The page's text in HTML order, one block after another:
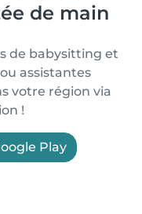
de main
de babysitting et
assistantes
votre région via
!
Play